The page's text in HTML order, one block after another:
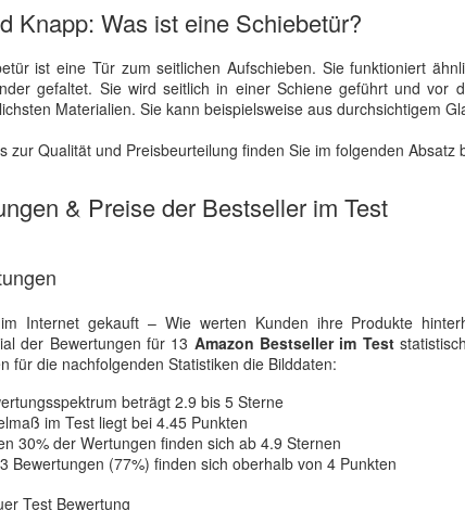
Knapp: Was ist eine Schiebetür?
ist eine Tür zum seitlichen Aufschieben. Sie funktioniert
gefaltet. Sie wird seitlich in einer Schiene geführt und vor
Materialien. Sie kann beispielsweise aus durchsichtigem
zur Qualität und Preisbeurteilung finden Sie im folgenden Absatz
& Preise der Bestseller im Test
Internet gekauft – Wie werten Kunden ihre Produkte
der Bewertungen für 13 Amazon Bestseller im Test
für die nachfolgenden Statistiken die Bilddaten:
beträgt 2.9 bis 5 Sterne
im Test liegt bei 4.45 Punkten
30% der Wertungen finden sich ab 4.9 Sternen
Bewertungen (77%) finden sich oberhalb von 4 Punkten